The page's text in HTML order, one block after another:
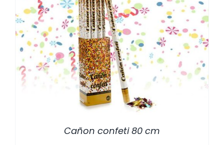
/ DETALLES
Cañon confeti 80 cm